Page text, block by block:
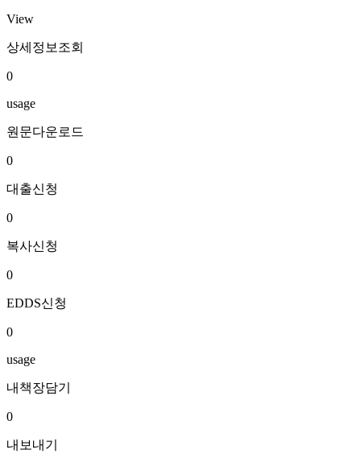
View
상세정보조회
0
usage
원문다운로드
0
대출신청
0
복사신청
0
EDDS신청
0
usage
내책장담기
0
내보내기